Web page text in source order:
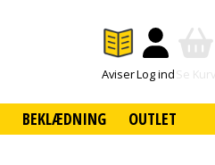
BEKLÆDNING OUTLET
AviserLog indSe Kurv